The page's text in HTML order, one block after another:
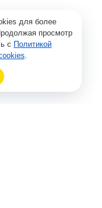
для более
просмотр
с Политикой
.